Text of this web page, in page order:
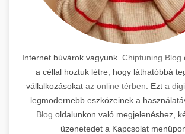
Internet búvárok vagyunk. Chiptuning Blog
a céllal hoztuk létre, hogy láthatóbbá
vállalkozásokat az online térben . Ezt a
legmodernebb eszközeinek a
Blog oldalunkon való megjelenéshez,
üzenetedet a Kapcsolat